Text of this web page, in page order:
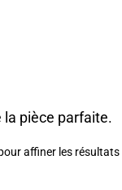
pièce parfaite.
affiner les